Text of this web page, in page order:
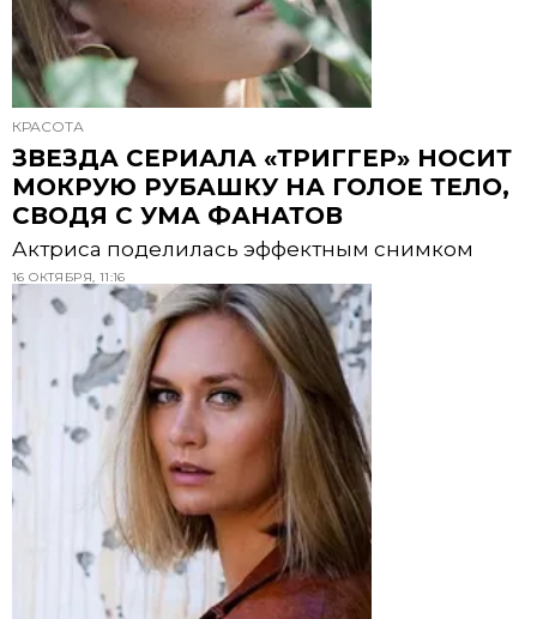
КРАСОТА
ЗВЕЗДА СЕРИАЛА «ТРИГГЕР» НОСИТ
МОКРУЮ РУБАШКУ НА ГОЛОЕ ТЕЛО,
СВОДЯ С УМА ФАНАТОВ
Актриса поделилась эффектным снимком
16 ОКТЯБРЯ, 11:16